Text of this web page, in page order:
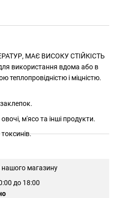
МАЄ ВИСОКУ СТІЙКІСТЬ
використання вдома або в
теплопровідністю і міцністю.
м'ясо та інші продукти.
нашого магазину
до 18:00